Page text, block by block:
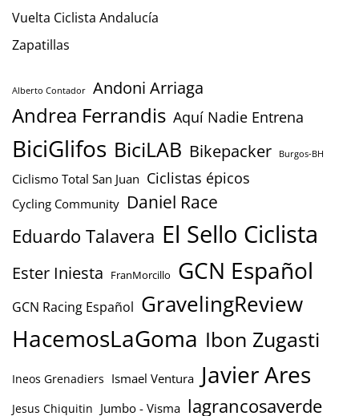
Vuelta Ciclista Andalucía
Zapatillas
Alberto Contador Andoni Arriaga
Andrea Ferrandis Aquí Nadie Entrena
BiciGlifos BiciLAB Bikepacker Burgos-BH
Ciclismo Total San Juan Ciclistas épicos
Cycling Community Daniel Race
Eduardo Talavera El Sello Ciclista
Ester Iniesta FranMorcillo GCN Español
GCN Racing Español GravelingReview
HacemosLaGoma Ibon Zugasti
Ineos Grenadiers Ismael Ventura Javier Ares
Jesus Chiquitin Jumbo - Visma lagrancosaverde